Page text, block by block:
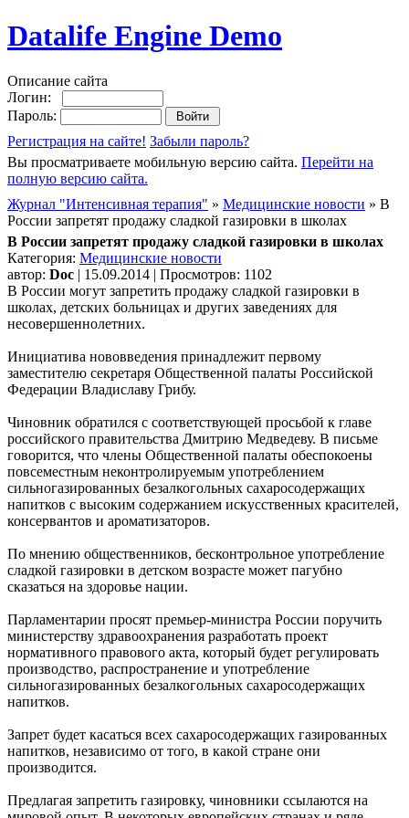
Datalife Engine Demo
Описание сайта
Логин:
Пароль:
Регистрация на сайте! Забыли пароль?
Вы просматриваете мобильную версию сайта. Перейти на
полную версию сайта.
Журнал "Интенсивная терапия" » Медицинские новости » В
России запретят продажу сладкой газировки в школах
В России запретят продажу сладкой газировки в школах
Категория: Медицинские новости
автор: Doc | 15.09.2014 | Просмотров: 1102
В России могут запретить продажу сладкой газировки в
школах, детских больницах и других заведениях для
несовершеннолетних.
Инициатива нововведения принадлежит первому
заместителю секретаря Общественной палаты Российской
Федерации Владиславу Грибу.
Чиновник обратился с соответствующей просьбой к главе
российского правительства Дмитрию Медведеву. В письме
говорится, что члены Общественной палаты обеспокоены
повсеместным неконтролируемым употреблением
сильногазированных безалкогольных сахаросодержащих
напитков с высоким содержанием искусственных красителей,
консервантов и ароматизаторов.
По мнению общественников, бесконтрольное употребление
сладкой газировки в детском возрасте может пагубно
сказаться на здоровье нации.
Парламентарии просят премьер-министра России поручить
министерству здравоохранения разработать проект
нормативного правового акта, который будет регулировать
производство, распространение и употребление
сильногазированных безалкогольных сахаросодержащих
напитков.
Запрет будет касаться всех сахаросодержащих газированных
напитков, независимо от того, в какой стране они
производится.
Предлагая запретить газировку, чиновники ссылаются на